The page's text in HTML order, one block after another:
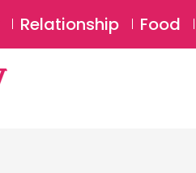
Relationship Food